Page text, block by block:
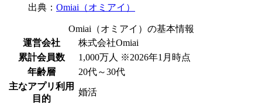
出典： Omiai（オミアイ）
Omiai（オミアイ）の基本情報
運営会社
株式会社Omiai
累計会員数
1,000万人 ※2026年1月時点
年齢層
20代～30代
主なアプリ利用
目的
婚活